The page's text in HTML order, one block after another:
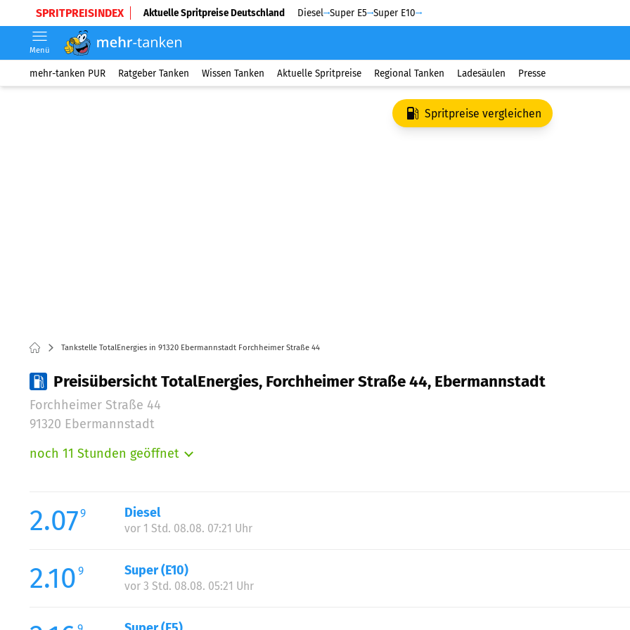
SPRITPREISINDEX Aktuelle Spritpreise Deutschland Diesel Super E5 Super E10
Menü
mehr-tanken PUR Ratgeber Tanken Wissen Tanken Aktuelle Spritpreise Regional Tanken Ladesäulen Presse
Spritpreise vergleichen
Tankstelle TotalEnergies in 91320 Ebermannstadt Forchheimer Straße 44
Preisübersicht TotalEnergies, Forchheimer Straße 44, Ebermannstadt
Forchheimer Straße 44
91320 Ebermannstadt
noch 11 Stunden geöffnet
Mittwoch:
Donnerstag:
Samstag:
Sonntag:
2.079 Diesel
vor 1 Std. 08.08. 07:21 Uhr
2.10 9 Super (E10)
vor 3 Std. 08.08. 05:21 Uhr